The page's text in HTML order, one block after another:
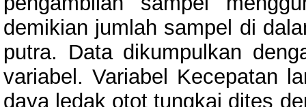
demikian jumlah sampel di
putra. Data dikumpulkan
variabel. Variabel Kecepatan
daya ledak otot tungkai dites